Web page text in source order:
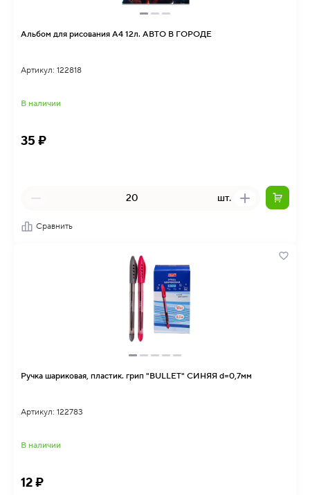
Альбом для рисования А4 12л. АВТО В ГОРОДЕ
Артикул: 122818
В наличии
35 ₽
шт.
Сравнить
Ручка шариковая, пластик. грип "BULLET" СИНЯЯ d=0,7мм
Артикул: 122783
В наличии
12 ₽